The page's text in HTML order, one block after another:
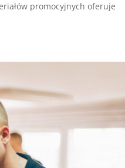
promocyjnych oferuje